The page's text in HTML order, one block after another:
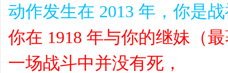
动作发生在 2013 年，你是
你在 1918 年与你的继妹（
一场战斗中并没有死，